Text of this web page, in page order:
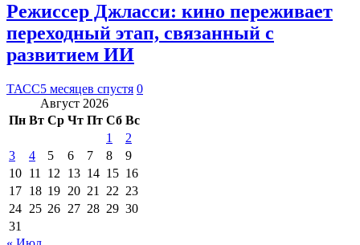
Режиссер Джласси: кино переживает
переходный этап, связанный с
развитием ИИ
ТАСС5 месяцев спустя 0
Август 2026
Пн Вт Ср Чт Пт Сб Вс
1
2
3
4 5 6 7 8
9
10 11 12 13 14 15 16
17 18 19 20 21 22 23
24 25 26 27 28 29 30
31